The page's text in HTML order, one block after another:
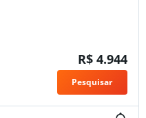
R$ 4.944
Pesquisar